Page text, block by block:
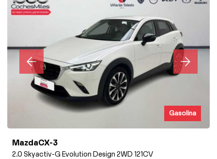
Gasolina
MazdaCX-3
2.0 Skyactiv-G Evolution Design 2WD 121CV